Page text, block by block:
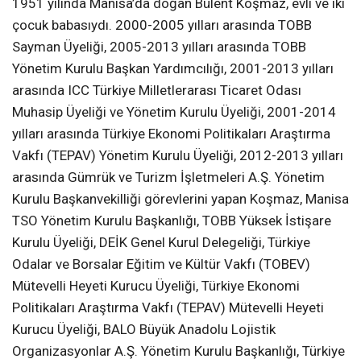
çocuk babasıydı. 2000-2005 yılları arasında TOBB
Sayman Üyeliği, 2005-2013 yılları arasında TOBB
Yönetim Kurulu Başkan Yardımcılığı, 2001-2013 yılları
arasında ICC Türkiye Milletlerarası Ticaret Odası
Muhasip Üyeliği ve Yönetim Kurulu Üyeliği, 2001-2014
yılları arasında Türkiye Ekonomi Politikaları Araştırma
Vakfı (TEPAV) Yönetim Kurulu Üyeliği, 2012-2013 yılları
arasında Gümrük ve Turizm İşletmeleri A.Ş. Yönetim
Kurulu Başkanvekilliği görevlerini yapan Koşmaz, Manisa
TSO Yönetim Kurulu Başkanlığı, TOBB Yüksek İstişare
Kurulu Üyeliği, DEİK Genel Kurul Delegeliği, Türkiye
Odalar ve Borsalar Eğitim ve Kültür Vakfı (TOBEV)
Mütevelli Heyeti Kurucu Üyeliği, Türkiye Ekonomi
Politikaları Araştırma Vakfı (TEPAV) Mütevelli Heyeti
Kurucu Üyeliği, BALO Büyük Anadolu Lojistik
Organizasyonlar A.Ş. Yönetim Kurulu Başkanlığı, Türkiye